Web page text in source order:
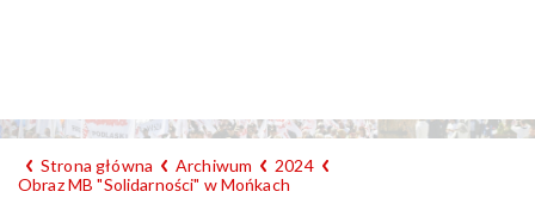
Strona główna Archiwum
2024
Obraz MB "Solidarności" w Mońkach